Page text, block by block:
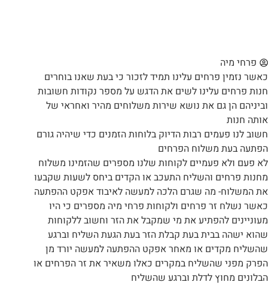
פרחי מיה
כאשר נזמין פרחים עלינו תמיד לזכור כי בעת שאנו בוחרים
חנות פרחים עלינו לשים את הדגש על מספר נקודות חשובות
וביניהם הן גם את נושא שירות משלוחים מהיר ואחראי של
אותה חנות
חשוב לנו פעמים רבות הדיוק בלוחות הזמנים כדי שיהיה גורם
הפתעה בעת משלוח הפרחים
לא פעם ולא פעמיים לקוחות שלנו מספרים שהזמינו משלוח
מחנות פרחים והשליח התעכב או הקדים ביחס לשעות שקבעו
את המשלוח- מה שגרם הלכה למעשה לאיבוד אפקט ההפתעה
כאשר נשלח זר פרחים ולקוחות פרחי מיה מספרים כי היו
מעוניינים להפתיע את מי שמקבל את הזר וחשוב ללקוחות
שהוא ישהה בבית בעת קבלת הזר בעת הגעת השליח וברגע
שהשליח מקדים או מאחר אפקט ההפתעה למעשה יורד מן
הפרק מפני שהשליח במקרים כאלו משאיר את זר הפרחים או
הבלונים מחוץ לדלת וברגע שהשליח